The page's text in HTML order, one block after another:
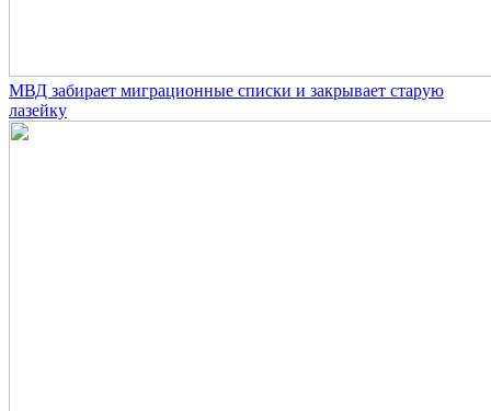
МВД забирает миграционные списки и закрывает старую
лазейку